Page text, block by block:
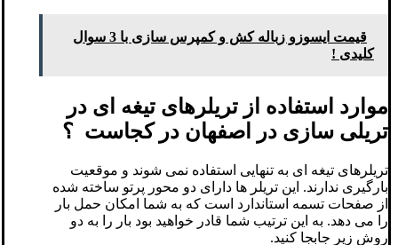
قیمت ایسوزو زباله کش و کمپرس سازی با 3 سوال
کلیدی !
موارد استفاده از تریلرهای تیغه ای در
تریلی سازی در اصفهان در کجاست ؟
تریلرهای تیغه ای به تنهایی استفاده نمی شوند و موقعیت
بارگیری ندارند. این تریلر ها دارای دو محور پرتو ساخته شده
از صفحات تسمه استاندارد است که به شما امکان حمل بار
را می دهد. به این ترتیب شما قادر خواهید بود بار را به دو
روش زیر جابجا کنید.